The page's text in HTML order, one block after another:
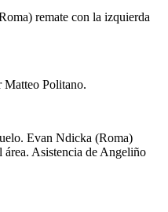
remate con la izquierda
Matteo Politano.
Evan Ndicka (Roma)
área. Asistencia de Angeliño